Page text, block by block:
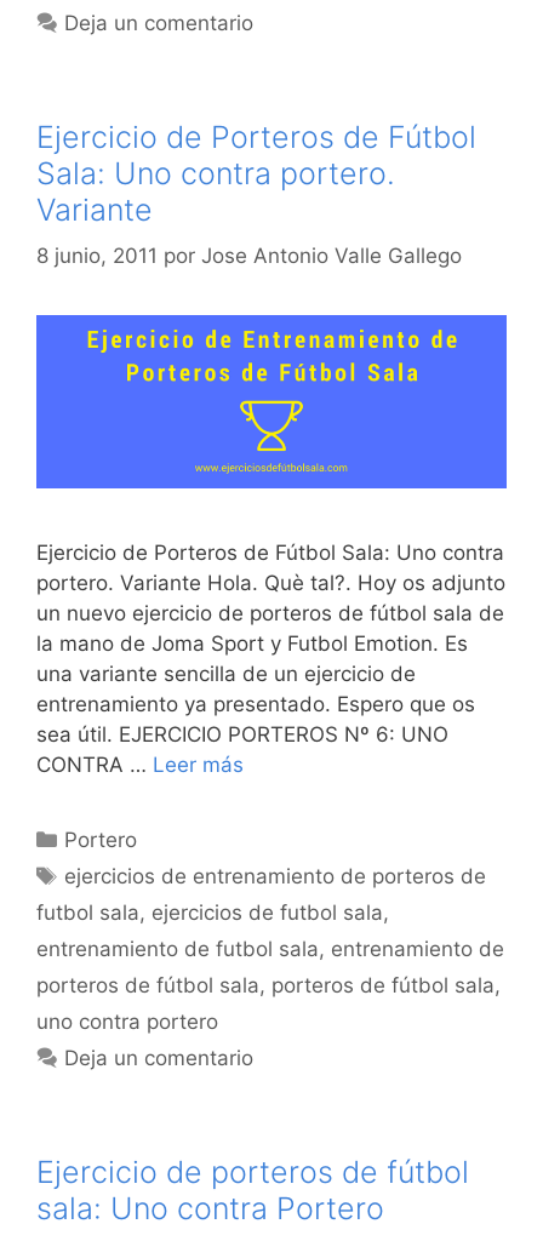
Deja un comentario
Ejercicio de Porteros de Fútbol
Sala: Uno contra portero.
Variante
8 junio, 2011 por Jose Antonio Valle Gallego
Ejercicio de Porteros de Fútbol Sala: Uno contra
portero. Variante Hola. Què tal?. Hoy os adjunto
un nuevo ejercicio de porteros de fútbol sala de
la mano de Joma Sport y Futbol Emotion. Es
una variante sencilla de un ejercicio de
entrenamiento ya presentado. Espero que os
sea útil. EJERCICIO PORTEROS Nº 6: UNO
CONTRA … Leer más
Categorías
Portero
Etiquetas
ejercicios de entrenamiento de porteros de
futbol sala, ejercicios de futbol sala,
entrenamiento de futbol sala, entrenamiento de
porteros de fútbol sala, porteros de fútbol sala,
uno contra portero
Deja un comentario
Ejercicio de porteros de fútbol
sala: Uno contra Portero